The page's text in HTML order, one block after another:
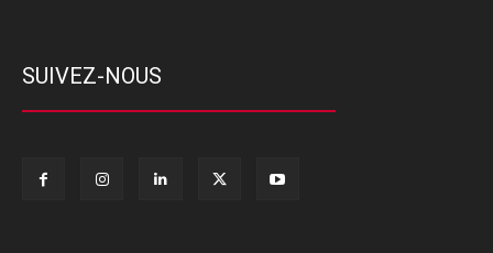
SUIVEZ-NOUS